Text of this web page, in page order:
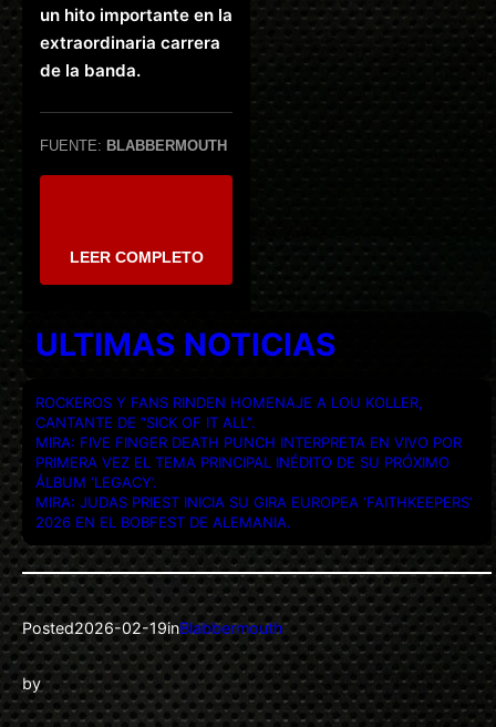
un hito importante en la
extraordinaria carrera
de la banda.
FUENTE: BLABBERMOUTH
LEER COMPLETO
ULTIMAS NOTICIAS
ROCKEROS Y FANS RINDEN HOMENAJE A LOU KOLLER,
CANTANTE DE “SICK OF IT ALL”.
MIRA: FIVE FINGER DEATH PUNCH INTERPRETA EN VIVO POR
PRIMERA VEZ EL TEMA PRINCIPAL INÉDITO DE SU PRÓXIMO
ÁLBUM ‘LEGACY’.
MIRA: JUDAS PRIEST INICIA SU GIRA EUROPEA ‘FAITHKEEPERS’
2026 EN EL BOBFEST DE ALEMANIA.
Posted2026-02-19inBlabbermouth
by